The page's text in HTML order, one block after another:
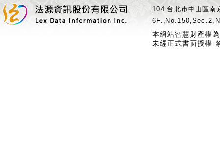
104 台北市中山區
本網站智慧財產權
未經正式書面授權